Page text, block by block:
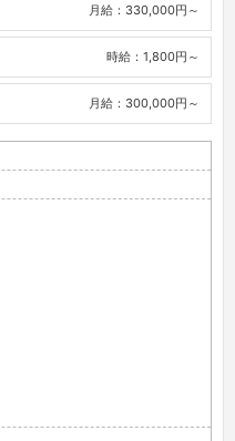
月給：330,000円～
時給：1,800円～
月給：300,000円～